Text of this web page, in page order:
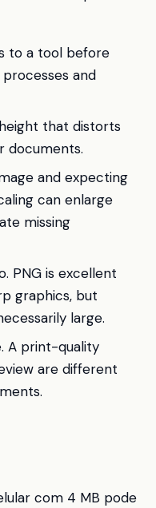
to a tool before
and
that distorts
documents.
and expecting
can enlarge
missing
PNG is excellent
graphics, but
large.
A print-quality
are different
com 4 MB pode